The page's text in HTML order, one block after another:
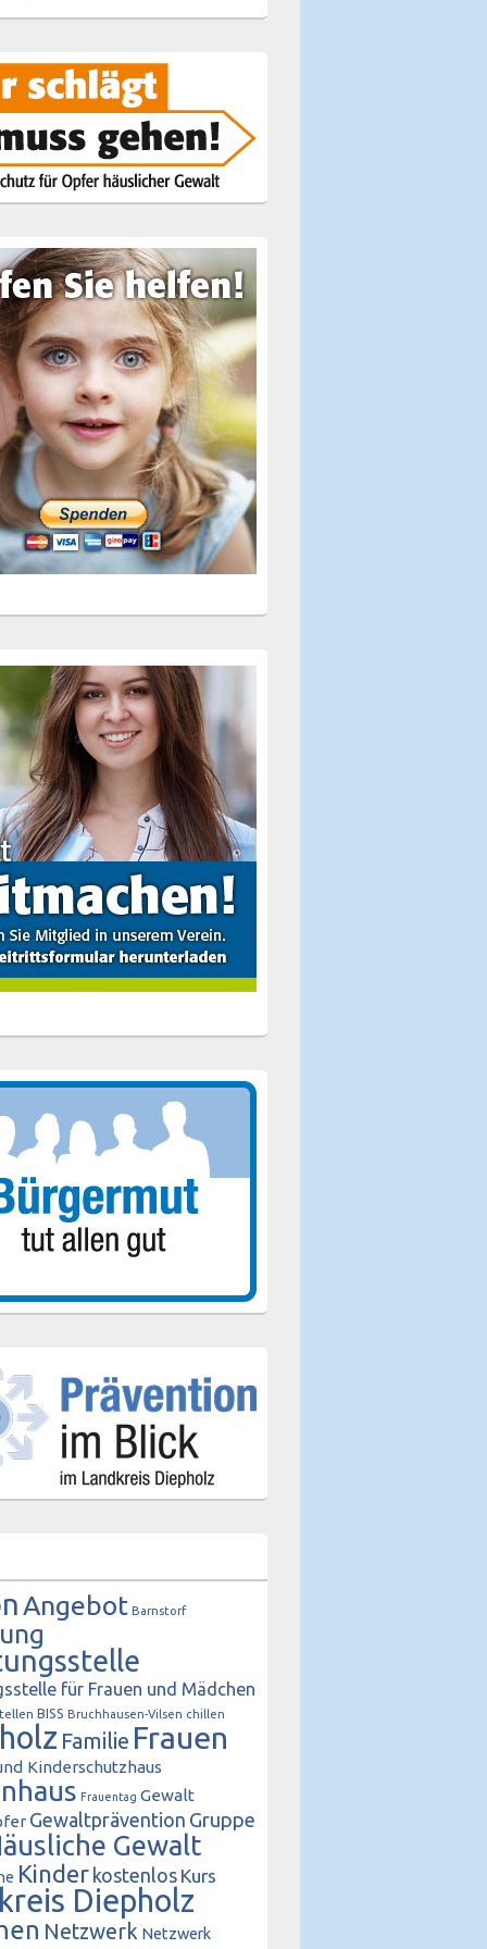
Angebot Barnstorf
für Frauen und Mädchen
BISS Bruchhausen-Vilsen chillen
Familie Frauen
Kinderschutzhaus
Frauentag Gewalt
Gewaltprävention Gruppe
Gewalt
Kinder kostenlos Kurs
Diepholz
Netzwerk Netzwerk